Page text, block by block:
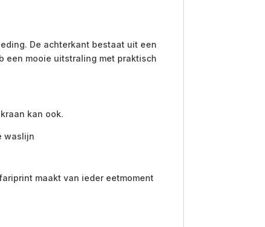
De achterkant bestaat uit een
een mooie uitstraling met praktisch
kan ook.
waslijn
maakt van ieder eetmoment